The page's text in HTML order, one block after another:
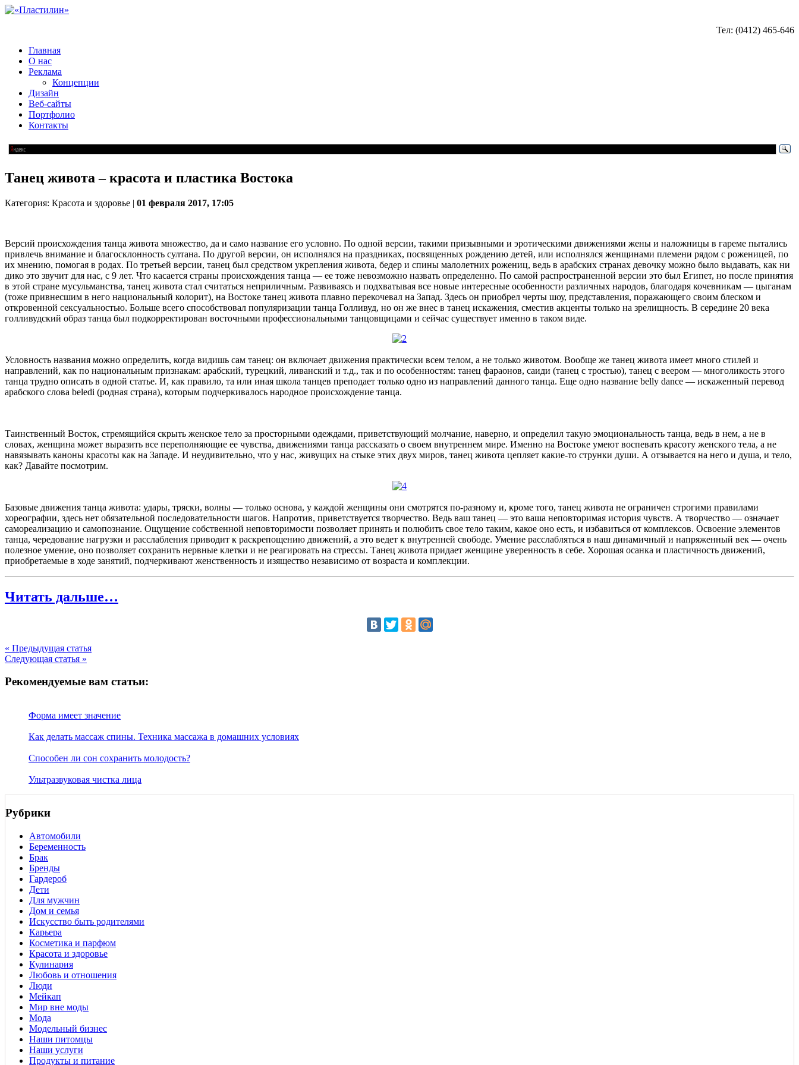
Тел: (0412) 465-646
Главная
О нас
Реклама
Концепции
Дизайн
Веб-сайты
Портфолио
Контакты
Танец живота – красота и пластика Востока
Категория: Красота и здоровье | 01 февраля 2017, 17:05
Версий происхождения танца живота множество, да и само название его условно. По одной версии, такими призывными и эротическими движениями жены и наложницы в гареме пытались
привлечь внимание и благосклонность султана. По другой версии, он исполнялся на праздниках, посвященных рождению детей, или исполнялся женщинами племени рядом с роженицей, по
их мнению, помогая в родах. По третьей версии, танец был средством укрепления живота, бедер и спины малолетних рожениц, ведь в арабских странах девочку можно было выдавать, как ни
дико это звучит для нас, с 9 лет. Что касается страны происхождения танца — ее тоже невозможно назвать определенно. По самой распространенной версии это был Египет, но после принятия
в этой стране мусульманства, танец живота стал считаться неприличным. Развиваясь и подхватывая все новые интересные особенности различных народов, благодаря кочевникам — цыганам
(тоже привнесшим в него национальный колорит), на Востоке танец живота плавно перекочевал на Запад. Здесь он приобрел черты шоу, представления, поражающего своим блеском и
откровенной сексуальностью. Больше всего способствовал популяризации танца Голливуд, но он же внес в танец искажения, сместив акценты только на зрелищность. В середине 20 века
голливудский образ танца был подкорректирован восточными профессиональными танцовщицами и сейчас существует именно в таком виде.
Условность названия можно определить, когда видишь сам танец: он включает движения практически всем телом, а не только животом. Вообще же танец живота имеет много стилей и
направлений, как по национальным признакам: арабский, турецкий, ливанский и т.д., так и по особенностям: танец фараонов, саиди (танец с тростью), танец с веером — многоликость этого
танца трудно описать в одной статье. И, как правило, та или иная школа танцев преподает только одно из направлений данного танца. Еще одно название belly dance — искаженный перевод
арабского слова beledi (родная страна), которым подчеркивалось народное происхождение танца.
Таинственный Восток, стремящийся скрыть женское тело за просторными одеждами, приветствующий молчание, наверно, и определил такую эмоциональность танца, ведь в нем, а не в
словах, женщина может выразить все переполняющие ее чувства, движениями танца рассказать о своем внутреннем мире. Именно на Востоке умеют воспевать красоту женского тела, а не
навязывать каноны красоты как на Западе. И неудивительно, что у нас, живущих на стыке этих двух миров, танец живота цепляет какие-то струнки души. А отзывается на него и душа, и тело,
как? Давайте посмотрим.
Базовые движения танца живота: удары, тряски, волны — только основа, у каждой женщины они смотрятся по-разному и, кроме того, танец живота не ограничен строгими правилами
хореографии, здесь нет обязательной последовательности шагов. Напротив, приветствуется творчество. Ведь ваш танец — это ваша неповторимая история чувств. А творчество — означает
самореализацию и самопознание. Ощущение собственной неповторимости позволяет принять и полюбить свое тело таким, какое оно есть, и избавиться от комплексов. Освоение элементов
танца, чередование нагрузки и расслабления приводит к раскрепощению движений, а это ведет к внутренней свободе. Умение расслабляться в наш динамичный и напряженный век — очень
полезное умение, оно позволяет сохранить нервные клетки и не реагировать на стрессы. Танец живота придает женщине уверенность в себе. Хорошая осанка и пластичность движений,
приобретаемые в ходе занятий, подчеркивают женственность и изящество независимо от возраста и комплекции.
Читать дальше…
« Предыдущая статья
Следующая статья »
Рекомендуемые вам статьи:
Форма имеет значение
Как делать массаж спины. Техника массажа в домашних условиях
Способен ли сон сохранить молодость?
Ультразвуковая чистка лица
Рубрики
Автомобили
Беременность
Брак
Бренды
Гардероб
Дети
Для мужчин
Дом и семья
Искусство быть родителями
Карьера
Косметика и парфюм
Красота и здоровье
Кулинария
Любовь и отношения
Люди
Мейкап
Мир вне моды
Мода
Модельный бизнес
Наши питомцы
Наши услуги
Продукты и питание